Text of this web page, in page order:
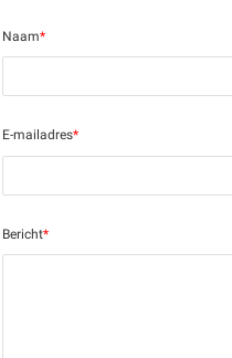
Naam*
E-mailadres*
Bericht*